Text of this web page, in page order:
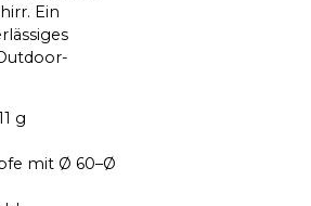
Ein
g
mit Ø 60–Ø